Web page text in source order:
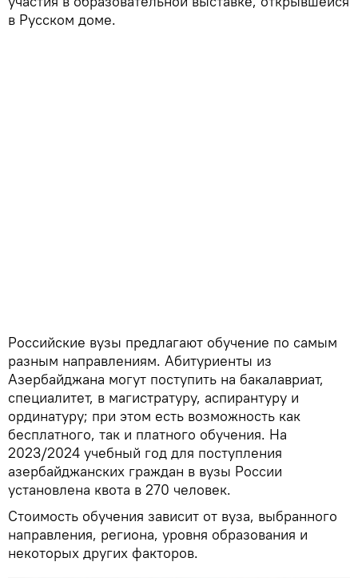
в Русском доме.
Российские вузы предлагают обучение по самым
разным направлениям. Абитуриенты из
Азербайджана могут поступить на бакалавриат,
специалитет, в магистратуру, аспирантуру и
ординатуру; при этом есть возможность как
бесплатного, так и платного обучения. На
2023/2024 учебный год для поступления
азербайджанских граждан в вузы России
установлена квота в 270 человек.
Стоимость обучения зависит от вуза, выбранного
направления, региона, уровня образования и
некоторых других факторов.